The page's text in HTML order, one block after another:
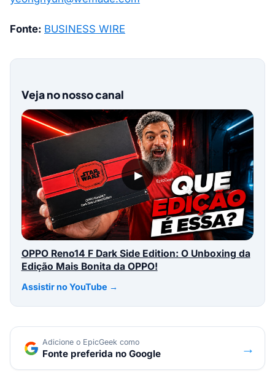
Fonte: BUSINESS WIRE
Veja no nosso canal
▶
OPPO Reno14 F Dark Side Edition: O Unboxing da
Edição Mais Bonita da OPPO!
Assistir no YouTube →
Adicione o EpicGeek como
Fonte preferida no Google →